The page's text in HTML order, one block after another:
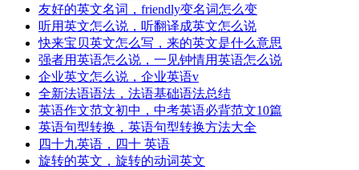
友好的英文名词，friendly变名词怎么变
听用英文怎么说，听翻译成英文怎么说
快来宝贝英文怎么写，来的英文是什么意思
强者用英语怎么说，一见钟情用英语怎么说
企业英文怎么说，企业英语v
全新法语语法，法语基础语法总结
英语作文范文初中，中考英语必背范文10篇
英语句型转换，英语句型转换方法大全
四十九英语，四十 英语
旋转的英文，旋转的动词英文